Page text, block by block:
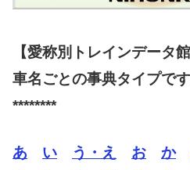
【愛称別トレインデータ
車名ごとの事典タイプです
********
あ い う・え お か